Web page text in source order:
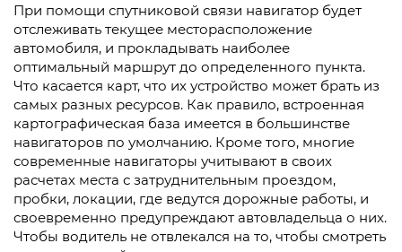
При помощи спутниковой связи навигатор будет
отслеживать текущее месторасположение
автомобиля, и прокладывать наиболее
оптимальный маршрут до определенного пункта.
Что касается карт, что их устройство может брать из
самых разных ресурсов. Как правило, встроенная
картографическая база имеется в большинстве
навигаторов по умолчанию. Кроме того, многие
современные навигаторы учитывают в своих
расчетах места с затруднительным проездом,
пробки, локации, где ведутся дорожные работы, и
своевременно предупреждают автовладельца о них.
Чтобы водитель не отвлекался на то, чтобы смотреть